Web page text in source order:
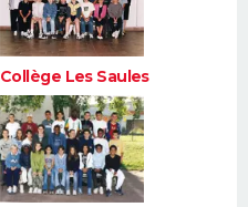
Collège Les Saules